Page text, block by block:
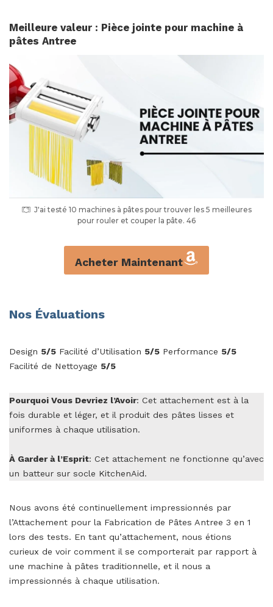
Meilleure valeur : Pièce jointe pour machine à
pâtes Antree
J'ai testé 10 machines à pâtes pour trouver les 5 meilleures
pour rouler et couper la pâte. 46
Acheter Maintenant
Nos Évaluations
Design 5/5 Facilité d’Utilisation 5/5 Performance 5/5
Facilité de Nettoyage 5/5
Pourquoi Vous Devriez l’Avoir: Cet attachement est à la
fois durable et léger, et il produit des pâtes lisses et
uniformes à chaque utilisation.
À Garder à l’Esprit: Cet attachement ne fonctionne qu’avec
un batteur sur socle KitchenAid.
Nous avons été continuellement impressionnés par
l’Attachement pour la Fabrication de Pâtes Antree 3 en 1
lors des tests. En tant qu’attachement, nous étions
curieux de voir comment il se comporterait par rapport à
une machine à pâtes traditionnelle, et il nous a
impressionnés à chaque utilisation.